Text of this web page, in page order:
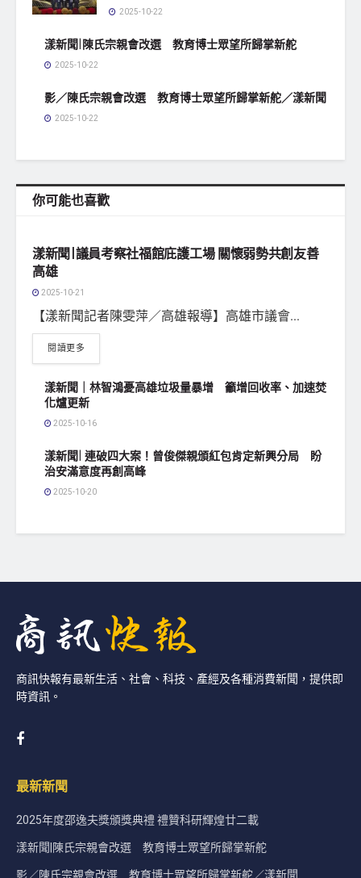
2025-10-22
漾新聞|陳氏宗親會改選 教育博士眾望所歸掌新舵
2025-10-22
影／陳氏宗親會改選 教育博士眾望所歸掌新舵／漾新聞
2025-10-22
你可能也喜歡
漾新聞|議員考察社福館庇護工場 關懷弱勢共創友善
高雄
2025-10-21
【漾新聞記者陳雯萍／高雄報導】高雄市議會...
閱讀更多
漾新聞｜林智鴻憂高雄垃圾量暴增 籲增回收率、加速焚
化爐更新
2025-10-16
漾新聞| 連破四大案！曾俊傑親頒紅包肯定新興分局 盼
治安滿意度再創高峰
2025-10-20
商訊快報有最新生活、社會、科技、產經及各種消費新聞，提供即
時資訊。
最新新聞
2025年度邵逸夫獎頒獎典禮 禮贊科研輝煌廿二載
漾新聞|陳氏宗親會改選 教育博士眾望所歸掌新舵